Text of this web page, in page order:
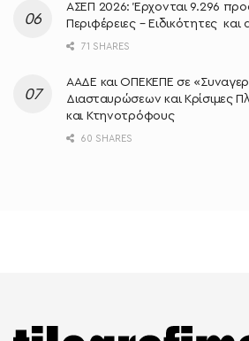
ΑΣΕΠ 2026: Έρχονται 9.296
Περιφέρειες – Ειδικότητες και
71 SHARES
ΑΑΔΕ και ΟΠΕΚΕΠΕ σε
Διασταυρώσεων και Κρίσιμες
και Κτηνοτρόφους
60 SHARES